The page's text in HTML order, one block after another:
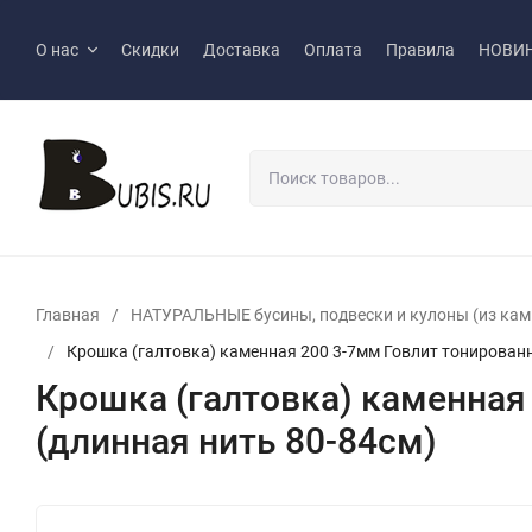
О нас Скидки Доставка Оплата Правила
Главная /
НАТУРАЛЬНЫЕ бусины, подвески и кулоны (из
/
Крошка (галтовка) каменная 200 3-7мм Говлит
Крошка (галтовка)
(длинная нить 80-84см)